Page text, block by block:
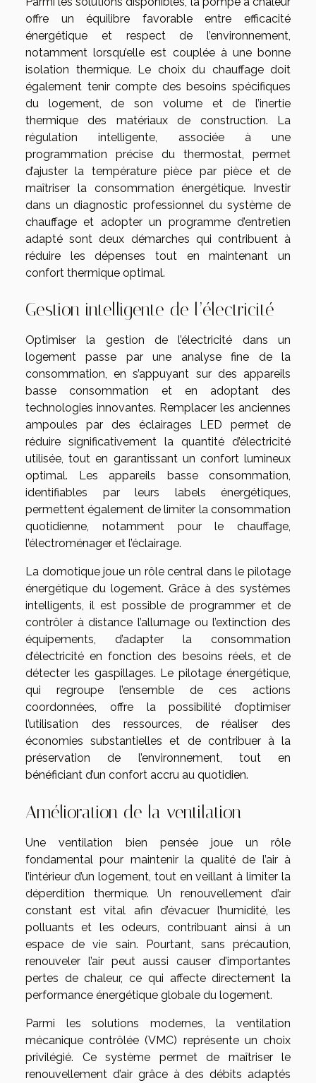
offre un équilibre favorable entre efficacité
énergétique et respect de l’environnement,
notamment lorsqu’elle est couplée à une bonne
isolation thermique. Le choix du chauffage doit
également tenir compte des besoins spécifiques
du logement, de son volume et de l’inertie
thermique des matériaux de construction. La
régulation intelligente, associée à une
programmation précise du thermostat, permet
d’ajuster la température pièce par pièce et de
maîtriser la consommation énergétique. Investir
dans un diagnostic professionnel du système de
chauffage et adopter un programme d’entretien
adapté sont deux démarches qui contribuent à
réduire les dépenses tout en maintenant un
confort thermique optimal.
Gestion intelligente de l’électricité
Optimiser la gestion de l’électricité dans un
logement passe par une analyse fine de la
consommation, en s’appuyant sur des appareils
basse consommation et en adoptant des
technologies innovantes. Remplacer les anciennes
ampoules par des éclairages LED permet de
réduire significativement la quantité d’électricité
utilisée, tout en garantissant un confort lumineux
optimal. Les appareils basse consommation,
identifiables par leurs labels énergétiques,
permettent également de limiter la consommation
quotidienne, notamment pour le chauffage,
l’électroménager et l’éclairage.
La domotique joue un rôle central dans le pilotage
énergétique du logement. Grâce à des systèmes
intelligents, il est possible de programmer et de
contrôler à distance l’allumage ou l’extinction des
équipements, d’adapter la consommation
d’électricité en fonction des besoins réels, et de
détecter les gaspillages. Le pilotage énergétique,
qui regroupe l’ensemble de ces actions
coordonnées, offre la possibilité d’optimiser
l’utilisation des ressources, de réaliser des
économies substantielles et de contribuer à la
préservation de l’environnement, tout en
bénéficiant d’un confort accru au quotidien.
Amélioration de la ventilation
Une ventilation bien pensée joue un rôle
fondamental pour maintenir la qualité de l’air à
l’intérieur d’un logement, tout en veillant à limiter la
déperdition thermique. Un renouvellement d’air
constant est vital afin d’évacuer l’humidité, les
polluants et les odeurs, contribuant ainsi à un
espace de vie sain. Pourtant, sans précaution,
renouveler l’air peut aussi causer d’importantes
pertes de chaleur, ce qui affecte directement la
performance énergétique globale du logement.
Parmi les solutions modernes, la ventilation
mécanique contrôlée (VMC) représente un choix
privilégié. Ce système permet de maîtriser le
renouvellement d’air grâce à des débits adaptés